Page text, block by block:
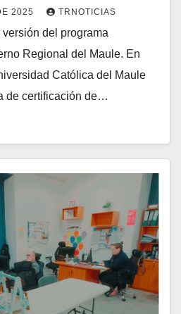
2025 TRNOTICIAS
del programa
Regional del Maule. En
Católica del Maule
de certificación de…